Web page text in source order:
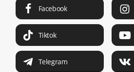
Facebook
Tiktok
Telegram